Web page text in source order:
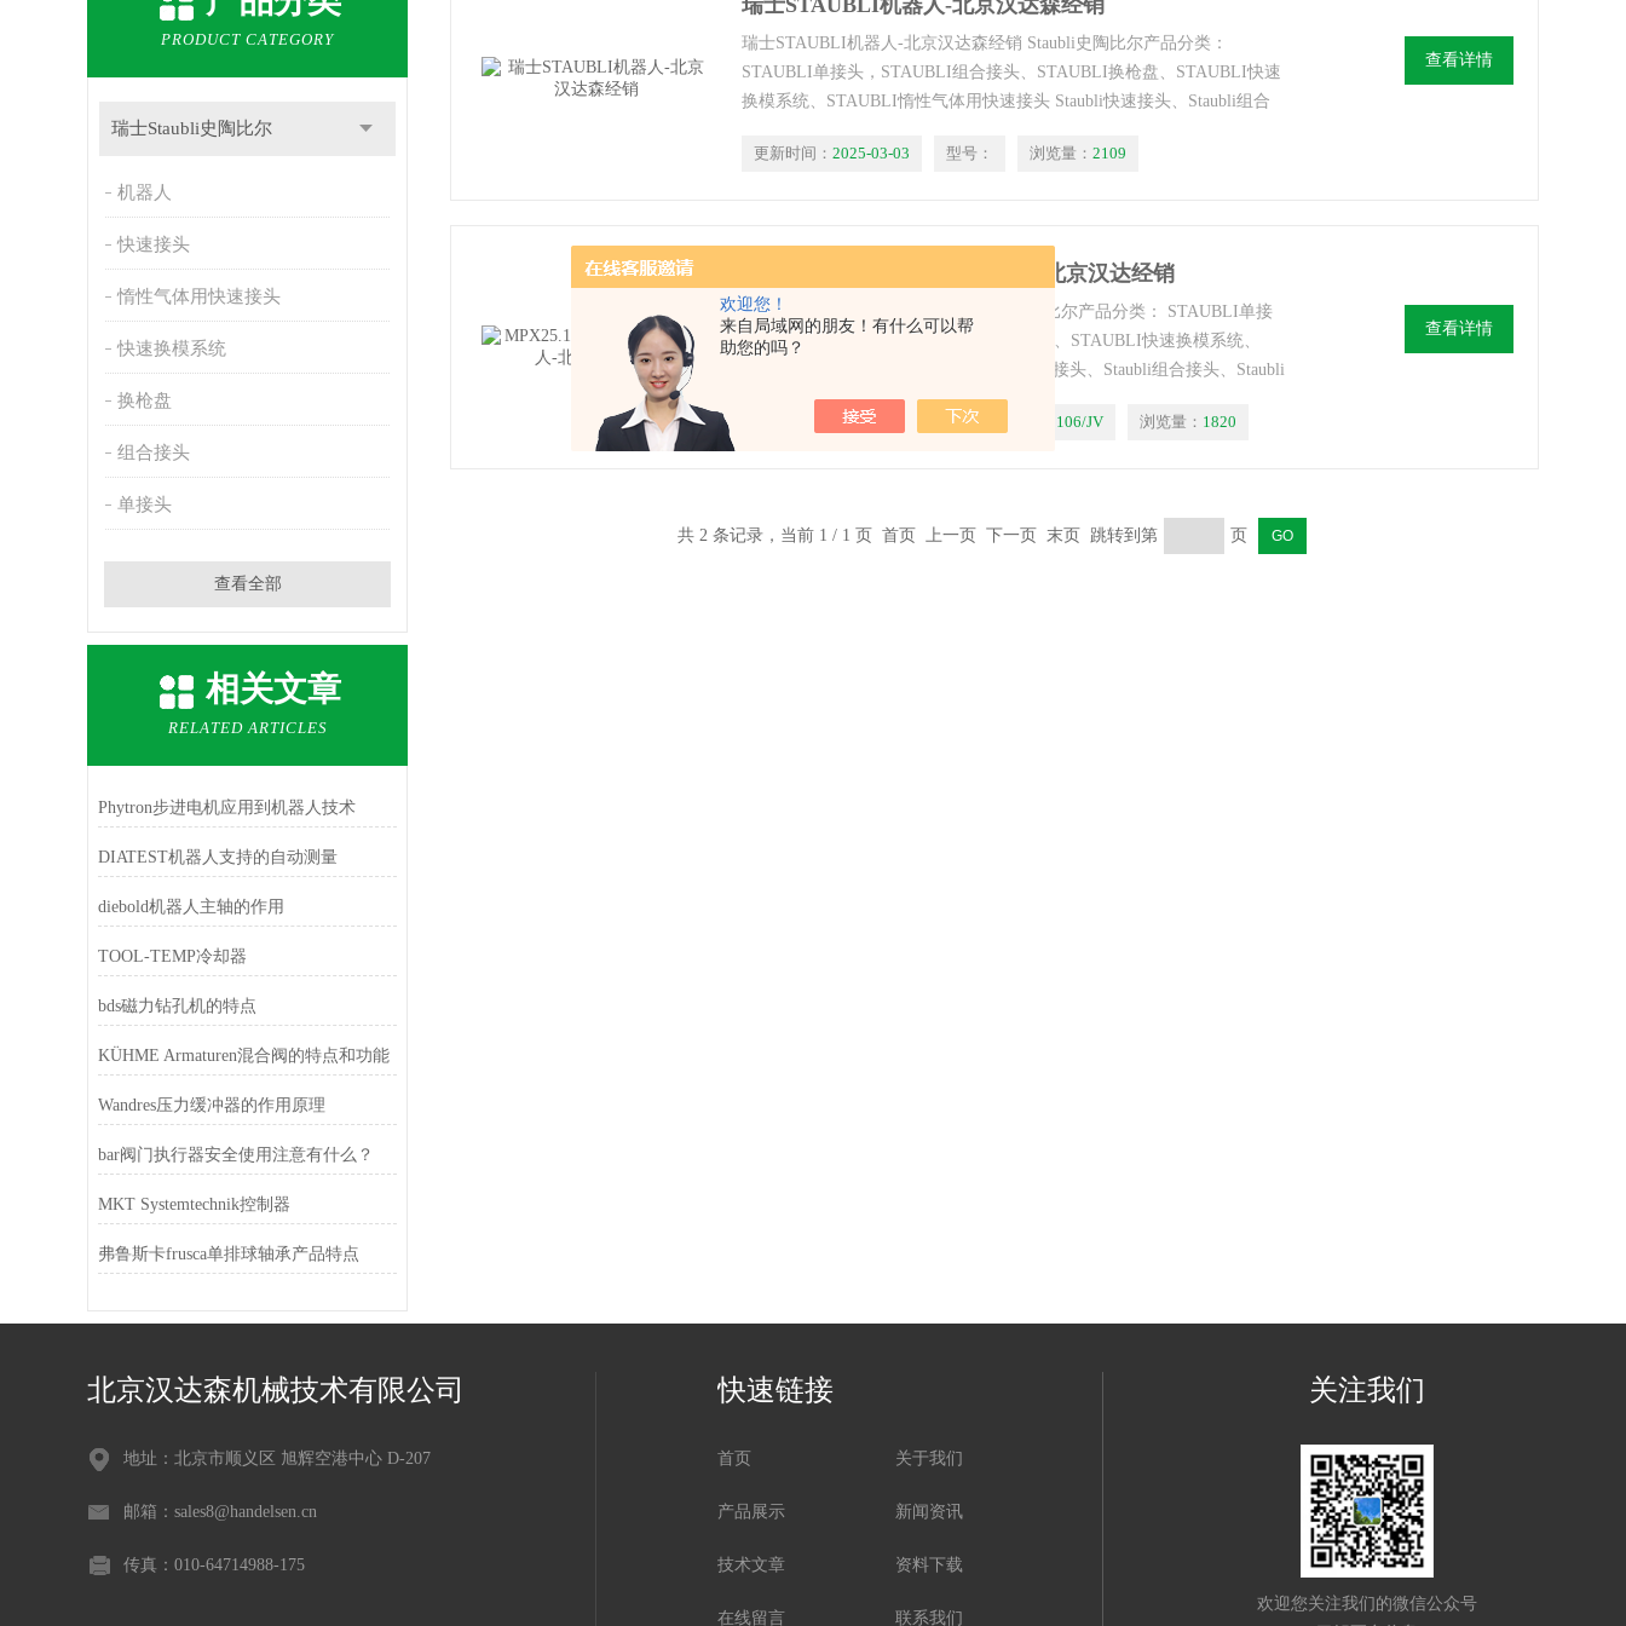
欢迎您！
来自局域网的朋友！有什么可以帮
助您的吗？
PRODUCT CATEGORY
瑞士Staubli史陶比尔
机器人
快速接头
惰性气体用快速接头
快速换模系统
换枪盘
组合接头
单接头
查看全部
相关文章
RELATED ARTICLES
Phytron步进电机应用到机器人技术
DIATEST机器人支持的自动测量
diebold机器人主轴的作用
TOOL-TEMP冷却器
bds磁力钻孔机的特点
KÜHME Armaturen混合阀的特点和功能
Wandres压力缓冲器的作用原理
bar阀门执行器安全使用注意有什么？
MKT Systemtechnik控制器
弗鲁斯卡frusca单排球轴承产品特点
瑞士STAUBLI机器人-北京汉达森经销
瑞士STAUBLI机器人-北京汉达森经销 Staubli史陶比尔产品分类：
STAUBLI单接头，STAUBLI组合接头、STAUBLI换枪盘、STAUBLI快速
换模系统、STAUBLI惰性气体用快速接头 Staubli快速接头、Staubli组合
更新时间： 2025-03-03 型号： 浏览量： 2109
查看详情
MPX25.1106/JV*Staubli机器人-北京汉达经销
*Staubli机器人-北京汉达经销 Staubli史陶比尔产品分类： STAUBLI单接
头，STAUBLI组合接头、STAUBLI换枪盘、STAUBLI快速换模系统、
STAUBLI惰性气体用快速接头 Staubli快速接头、Staubli组合接头、Staubli
快速换模系统、Staubli机器人。
2025-03-03 型号： MPX25.1106/JV 浏览量： 1820
查看详情
共 2 条记录，当前 1 / 1 页 首页 上一页 下一页 末页 跳转到第 页
北京汉达森机械技术有限公司
地址：北京市顺义区 旭辉空港中心 D-207
邮箱：sales8@handelsen.cn
传真：010-64714988-175
快速链接
首页 关于我们
产品展示 新闻资讯
技术文章 资料下载
在线留言 联系我们
关注我们
欢迎您关注我们的微信公众号